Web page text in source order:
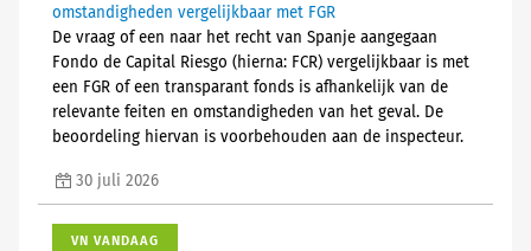
omstandigheden vergelijkbaar met FGR
De vraag of een naar het recht van Spanje aangegaan
Fondo de Capital Riesgo (hierna: FCR) vergelijkbaar is met
een FGR of een transparant fonds is afhankelijk van de
relevante feiten en omstandigheden van het geval. De
beoordeling hiervan is voorbehouden aan de inspecteur.
30 juli 2026
VN VANDAAG